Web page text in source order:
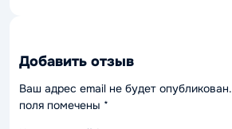
Добавить отзыв
Ваш адрес email не будет опубликован.
поля помечены *